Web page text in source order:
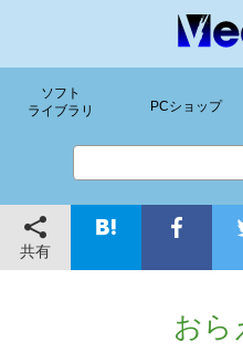
ソフト
ライブラリ
PCショップ
共有
おら